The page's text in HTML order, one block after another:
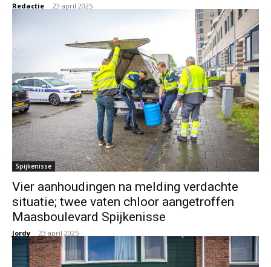
Redactie - 23 april 2025
Spijkenisse
Vier aanhoudingen na melding verdachte
situatie; twee vaten chloor aangetroffen
Maasboulevard Spijkenisse
Jordy - 23 april 2025